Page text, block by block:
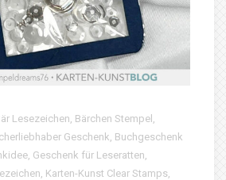
Lesezeichen, Bärchen Stempel ,
Geschenk, Buchgeschenk
, Geschenk für Leseratten,
, Karten-Kunst Clear Stamps,